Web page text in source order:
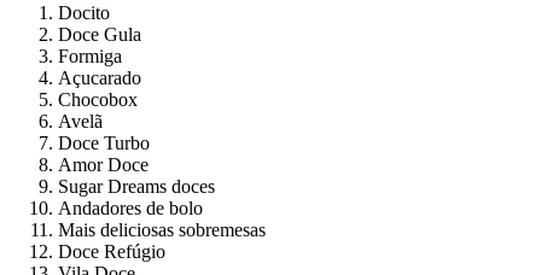
Docito
Doce Gula
Formiga
Açucarado
Chocobox
Avelã
Doce Turbo
Amor Doce
Sugar Dreams doces
Andadores de bolo
Mais deliciosas sobremesas
Doce Refúgio